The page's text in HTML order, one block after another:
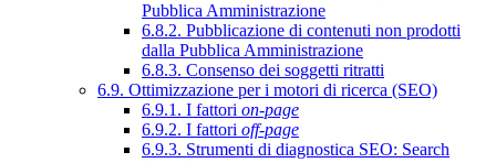
Pubblica Amministrazione
6.8.2. Pubblicazione di contenuti non prodotti
dalla Pubblica Amministrazione
6.8.3. Consenso dei soggetti ritratti
6.9. Ottimizzazione per i motori di ricerca (SEO)
6.9.1. I fattori on-page
6.9.2. I fattori off-page
6.9.3. Strumenti di diagnostica SEO: Search